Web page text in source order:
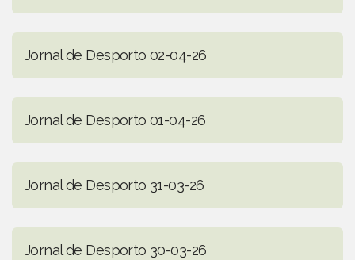
Jornal de Desporto 02-04-26
Jornal de Desporto 01-04-26
Jornal de Desporto 31-03-26
Jornal de Desporto 30-03-26